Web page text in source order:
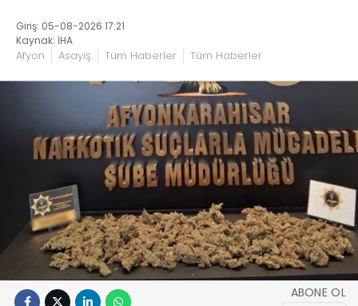
Giriş: 05-08-2026 17:21
Kaynak: İHA
Afyon Asayiş Tüm Haberler Tüm Haberler
ABONE OL